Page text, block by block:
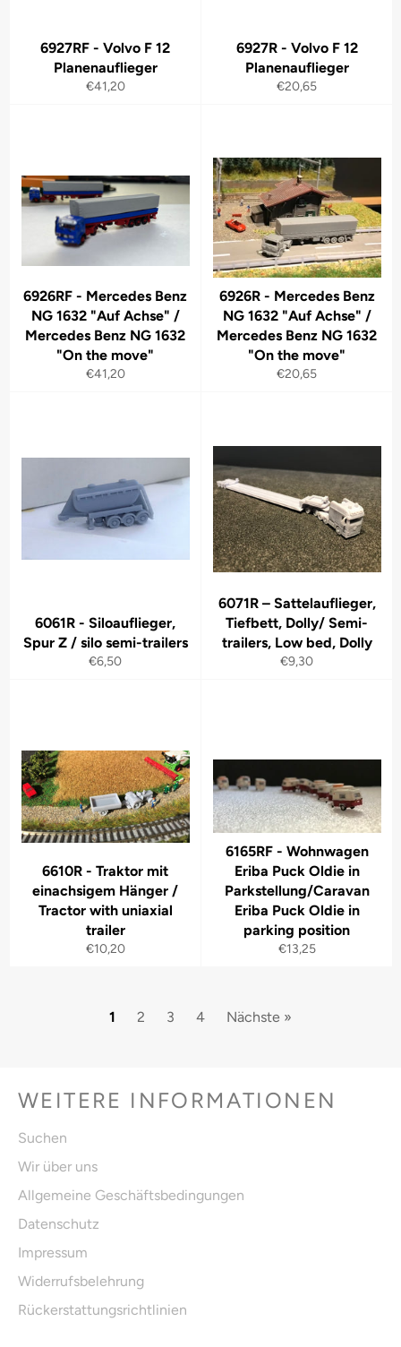
6927RF - Volvo F 12
Planenauflieger
Normaler
€41,20
6927R - Volvo F 12
Planenauflieger
Normaler
€20,65
6926RF - Mercedes Benz
NG 1632 "Auf Achse" /
Mercedes Benz NG 1632
"On the move"
Normaler
€41,20
6926R - Mercedes Benz
NG 1632 "Auf Achse" /
Mercedes Benz NG 1632
"On the move"
Normaler
€20,65
6061R - Siloauflieger,
Spur Z / silo semi-trailers
Normaler
€6,50
6071R – Sattelauflieger,
Tiefbett, Dolly/ Semi-
trailers, Low bed, Dolly
Normaler
€9,30
6610R - Traktor mit
einachsigem Hänger /
Tractor with uniaxial
trailer
Normaler
€10,20
6165RF - Wohnwagen
Eriba Puck Oldie in
Parkstellung/Caravan
Eriba Puck Oldie in
parking position
Normaler
€13,25
1 2 3 4 Nächste »
WEITERE INFORMATIONEN
Suchen
Wir über uns
Allgemeine Geschäftsbedingungen
Datenschutz
Impressum
Widerrufsbelehrung
Rückerstattungsrichtlinien